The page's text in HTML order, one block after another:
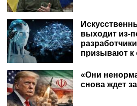
выходит из-
призывают к
«Они
снова ждет